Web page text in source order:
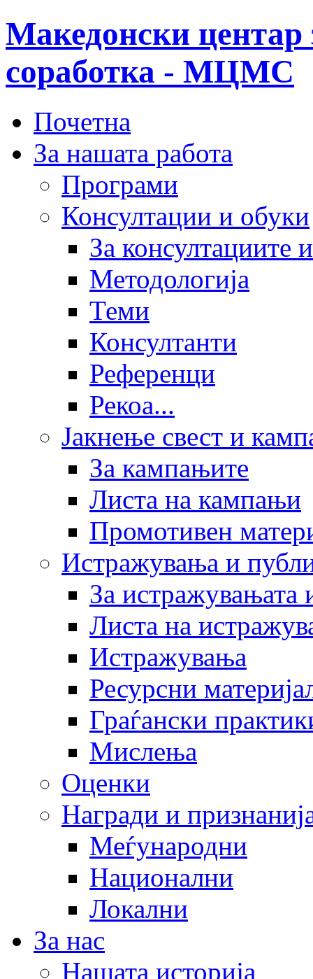
Македонски центар
соработка - МЦМС
Почетна
За нашата работа
Програми
Консултации и обуки
За консултациите
Методологија
Теми
Консултанти
Референци
Рекоа...
Јакнење свест и
За кампањите
Листа на кампањи
Промотивен
Истражувања и
За истражувањата
Листа на
Истражувања
Ресурсни
Граѓански
Мислења
Оценки
Награди и
Меѓународни
Национални
Локални
За нас
Нашата историја